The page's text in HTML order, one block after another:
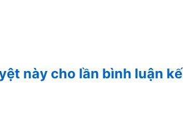
này cho lần bình luận kế